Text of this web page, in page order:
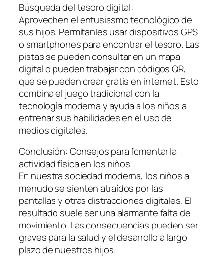
Búsqueda del tesoro digital:
Aprovechen el entusiasmo tecnológico de
sus hijos. Permítanles usar dispositivos GPS
o smartphones para encontrar el tesoro. Las
pistas se pueden consultar en un mapa
digital o pueden trabajar con códigos QR,
que se pueden crear gratis en internet. Esto
combina el juego tradicional con la
tecnología moderna y ayuda a los niños a
entrenar sus habilidades en el uso de
medios digitales.
Conclusión: Consejos para fomentar la
actividad física en los niños
En nuestra sociedad moderna, los niños a
menudo se sienten atraídos por las
pantallas y otras distracciones digitales. El
resultado suele ser una alarmante falta de
movimiento. Las consecuencias pueden ser
graves para la salud y el desarrollo a largo
plazo de nuestros hijos.